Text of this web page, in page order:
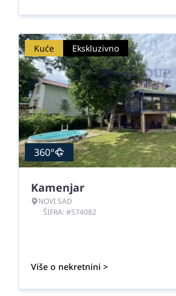
Kuće Ekskluzivno
360°
Kamenjar
NOVI SAD
ŠIFRA: #574082
Više o nekretnini >